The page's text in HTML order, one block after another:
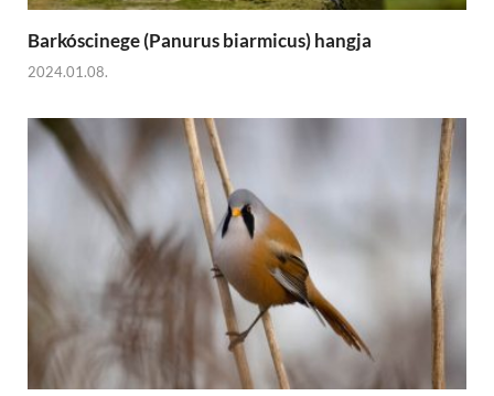
Barkóscinege (Panurus biarmicus) hangja
2024.01.08.